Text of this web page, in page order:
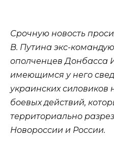
Срочную новость
В. Путина экс-
ополченцев Донбасса
имеющимся у него
украинских
боевых действий,
территориально
Новороссии и России.